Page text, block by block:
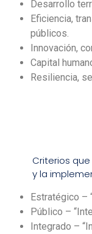
Desarrollo
Eficiencia,
públicos.
Innovación,
Capital
Resiliencia,
Criterios
y la
Estratégico –
Público –
Integrado –